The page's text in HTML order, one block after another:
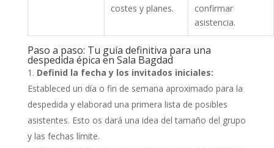
costes y planes.
confirmar
asistencia.
Paso a paso: Tu guía definitiva para una
despedida épica en Sala Bagdad
Definid la fecha y los invitados iniciales:
Estableced un día o fin de semana aproximado para la
despedida y elaborad una primera lista de posibles
asistentes. Esto os dará una idea del tamaño del grupo
y las fechas límite.